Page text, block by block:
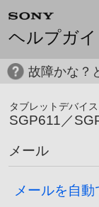
ヘルプガイ
故障かな？
タブレットデバイス
SGP611／
メール
メールを自